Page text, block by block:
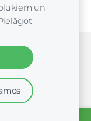
Austiņas,
un